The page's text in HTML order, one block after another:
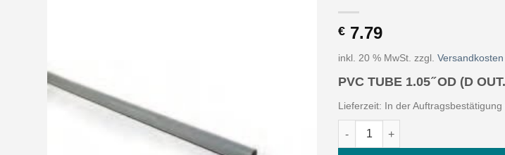
€ 7.79
inkl. 20 % MwSt. zzgl.Versandkosten
PVC TUBE 1.05 ̋ OD (D
Lieferzeit: In der
PVC TUBE 1.05 ̋ OD (D